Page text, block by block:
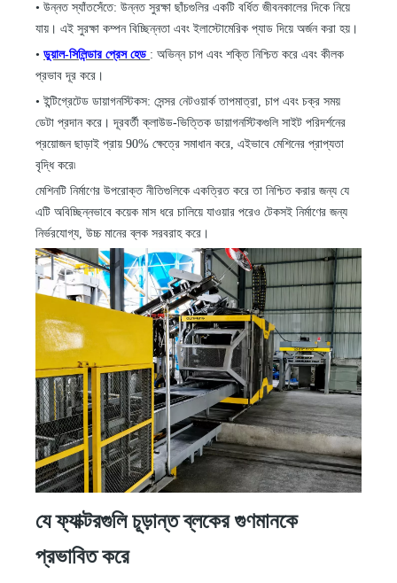
• উন্নত স্যাঁতসেঁতে: উন্নত সুরক্ষা ছাঁচগুলির একটি বর্ধিত জীবনকালের দিকে নিয়ে
যায়। এই সুরক্ষা কম্পন বিচ্ছিন্নতা এবং ইলাস্টোমেরিক প্যাড দিয়ে অর্জন করা হয়।
• ডুয়াল-সিলিন্ডার প্রেস হেড : অভিন্ন চাপ এবং শক্তি নিশ্চিত করে এবং কীলক
প্রভাব দূর করে।
• ইন্টিগ্রেটেড ডায়াগনস্টিকস: সেন্সর নেটওয়ার্ক তাপমাত্রা, চাপ এবং চক্র সময়
ডেটা প্রদান করে। দূরবর্তী ক্লাউড-ভিত্তিক ডায়াগনস্টিকগুলি সাইট পরিদর্শনের
প্রয়োজন ছাড়াই প্রায় 90% ক্ষেত্রে সমাধান করে, এইভাবে মেশিনের প্রাপ্যতা
বৃদ্ধি করে৷
মেশিনটি নির্মাণের উপরোক্ত নীতিগুলিকে একত্রিত করে তা নিশ্চিত করার জন্য যে
এটি অবিচ্ছিন্নভাবে কয়েক মাস ধরে চালিয়ে যাওয়ার পরেও টেকসই নির্মাণের জন্য
নির্ভরযোগ্য, উচ্চ মানের ব্লক সরবরাহ করে।
যে ফ্যাক্টরগুলি চূড়ান্ত ব্লকের গুণমানকে
প্রভাবিত করে